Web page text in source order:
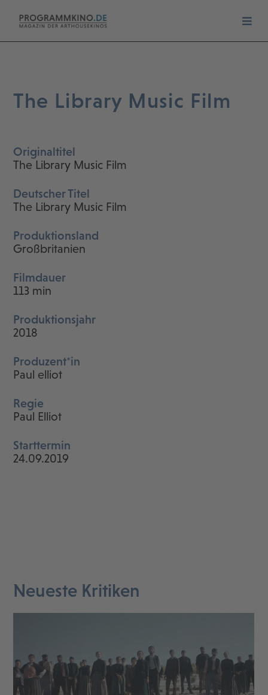
The Library Music Film
Originaltitel
The Library Music Film
Deutscher Titel
The Library Music Film
Produktionsland
Großbritanien
Filmdauer
113 min
Produktionsjahr
2018
Produzent*in
Paul elliot
Regie
Paul Elliot
Starttermin
24.09.2019
Neueste Kritiken